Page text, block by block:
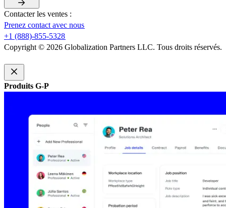
Contacter les ventes :​​
Prenez contact avec nous​​
+1 (888)-855-5328​​
Copyright © 2026 Globalization Partners LLC. Tous droits réservés.​​
Produits G-P​​